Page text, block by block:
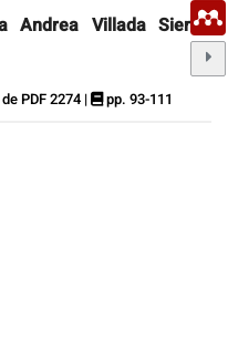
Andrea Villada Sierra,
PDF 2274 | pp. 93-111